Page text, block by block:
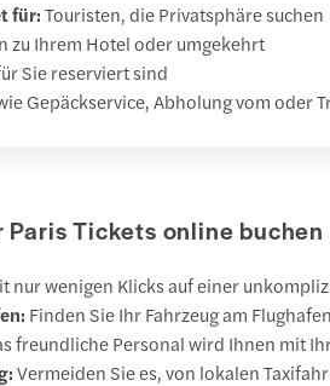
für:Touristen, die Privatsphäre suchen
zu Ihrem Hotel oder umgekehrt
Sie reserviert sind
Gepäckservice, Abholung vom oder
Tickets online buchen
nur wenigen Klicks auf einer
Finden Sie Ihr Fahrzeug am
freundliche Personal wird Ihnen mit
Vermeiden Sie es, von lokalen